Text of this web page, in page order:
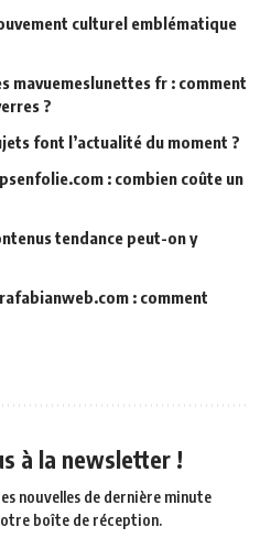
culturel emblématique
mavuemeslunettes fr : comment
?
font l’actualité du moment ?
: combien coûte un
tendance peut-on y
: comment
à la newsletter !
nouvelles de dernière minute
boîte de réception.